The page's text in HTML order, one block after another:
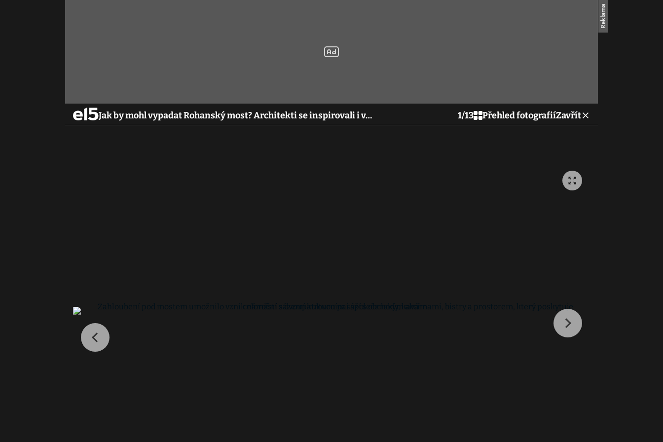
Jak by mohl vypadat Rohanský most? Architekti se inspirovali i v… 1/13 Přehled fotografiíZavřít